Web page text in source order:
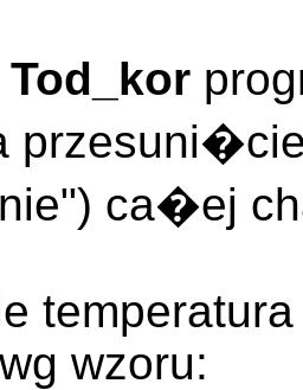
Tod_kor
ca�ej
wzoru: